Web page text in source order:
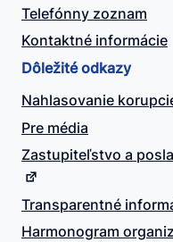
Telefónny zoznam
Kontaktné informácie
Dôležité odkazy
Nahlasovanie
Pre média
Zastupiteľstvo a
Transparentné
Harmonogram